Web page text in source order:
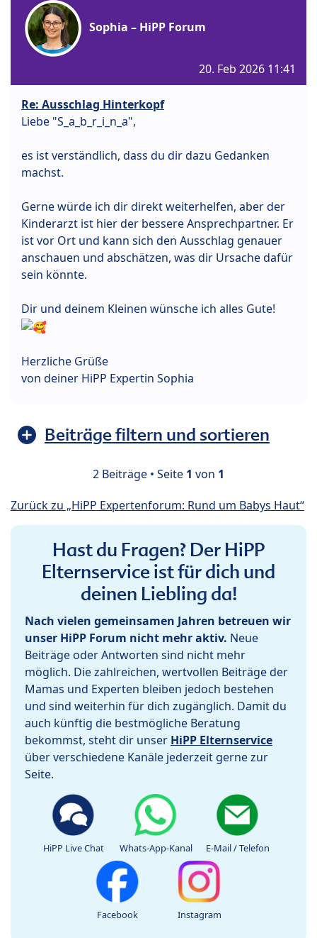
Sophia – HiPP Forum
20. Feb 2026 11:41
Re: Ausschlag Hinterkopf
Liebe "S_a_b_r_i_n_a",
es ist verständlich, dass du dir dazu Gedanken
machst.
Gerne würde ich dir direkt weiterhelfen, aber der
Kinderarzt ist hier der bessere Ansprechpartner. Er
ist vor Ort und kann sich den Ausschlag genauer
anschauen und abschätzen, was dir Ursache dafür
sein könnte.
Dir und deinem Kleinen wünsche ich alles Gute!
Herzliche Grüße
von deiner HiPP Expertin Sophia
Beiträge filtern und sortieren
2 Beiträge • Seite 1 von 1
Zurück zu „HiPP Expertenforum: Rund um Babys Haut“
Hast du Fragen? Der HiPP
Elternservice ist für dich und
deinen Liebling da!
Nach vielen gemeinsamen Jahren betreuen wir
unser HiPP Forum nicht mehr aktiv. Neue
Beiträge oder Antworten sind nicht mehr
möglich. Die zahlreichen, wertvollen Beiträge der
Mamas und Experten bleiben jedoch bestehen
und sind weiterhin für dich zugänglich. Damit du
auch künftig die bestmögliche Beratung
bekommst, steht dir unser HiPP Elternservice
über verschiedene Kanäle jederzeit gerne zur
Seite.
HiPP Live Chat Whats-App-Kanal E-Mail / Telefon
Facebook Instagram